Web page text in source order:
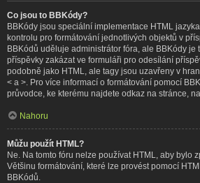
Co jsou to BBKódy?
BBKódy jsou speciální implementace HTML
kontrolu pro formátování jednotlivých objektů v
BBKódů uděluje administrátor fóra, ale BBKódy je
příspěvky zakázat ve formuláři pro odesílání
podobně jako HTML, ale tagy jsou uzavřeny v
< a >. Pro více informací o formátování pomocí
průvodce, ke kterému najdete odkaz na stránce,
Nahoru
Můžu použít HTML?
Ne. Na tomto fóru nelze používat HTML, aby bylo
Většinu formátování, které lze provést pomocí
BBKódů.